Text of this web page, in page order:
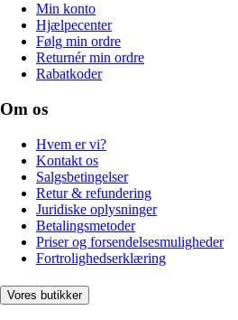
Min konto
Hjælpecenter
Følg min ordre
Returnér min ordre
Rabatkoder
Om os
Hvem er vi?
Kontakt os
Salgsbetingelser
Retur & refundering
Juridiske oplysninger
Betalingsmetoder
Priser og forsendelsesmuligheder
Fortrolighedserklæring
Vores butikker